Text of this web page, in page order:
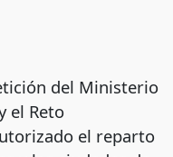
del Ministerio
el Reto
el reparto